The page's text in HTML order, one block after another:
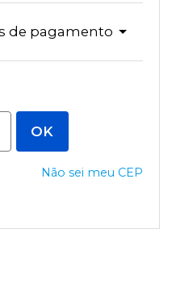
de pagamento
Não sei meu CEP